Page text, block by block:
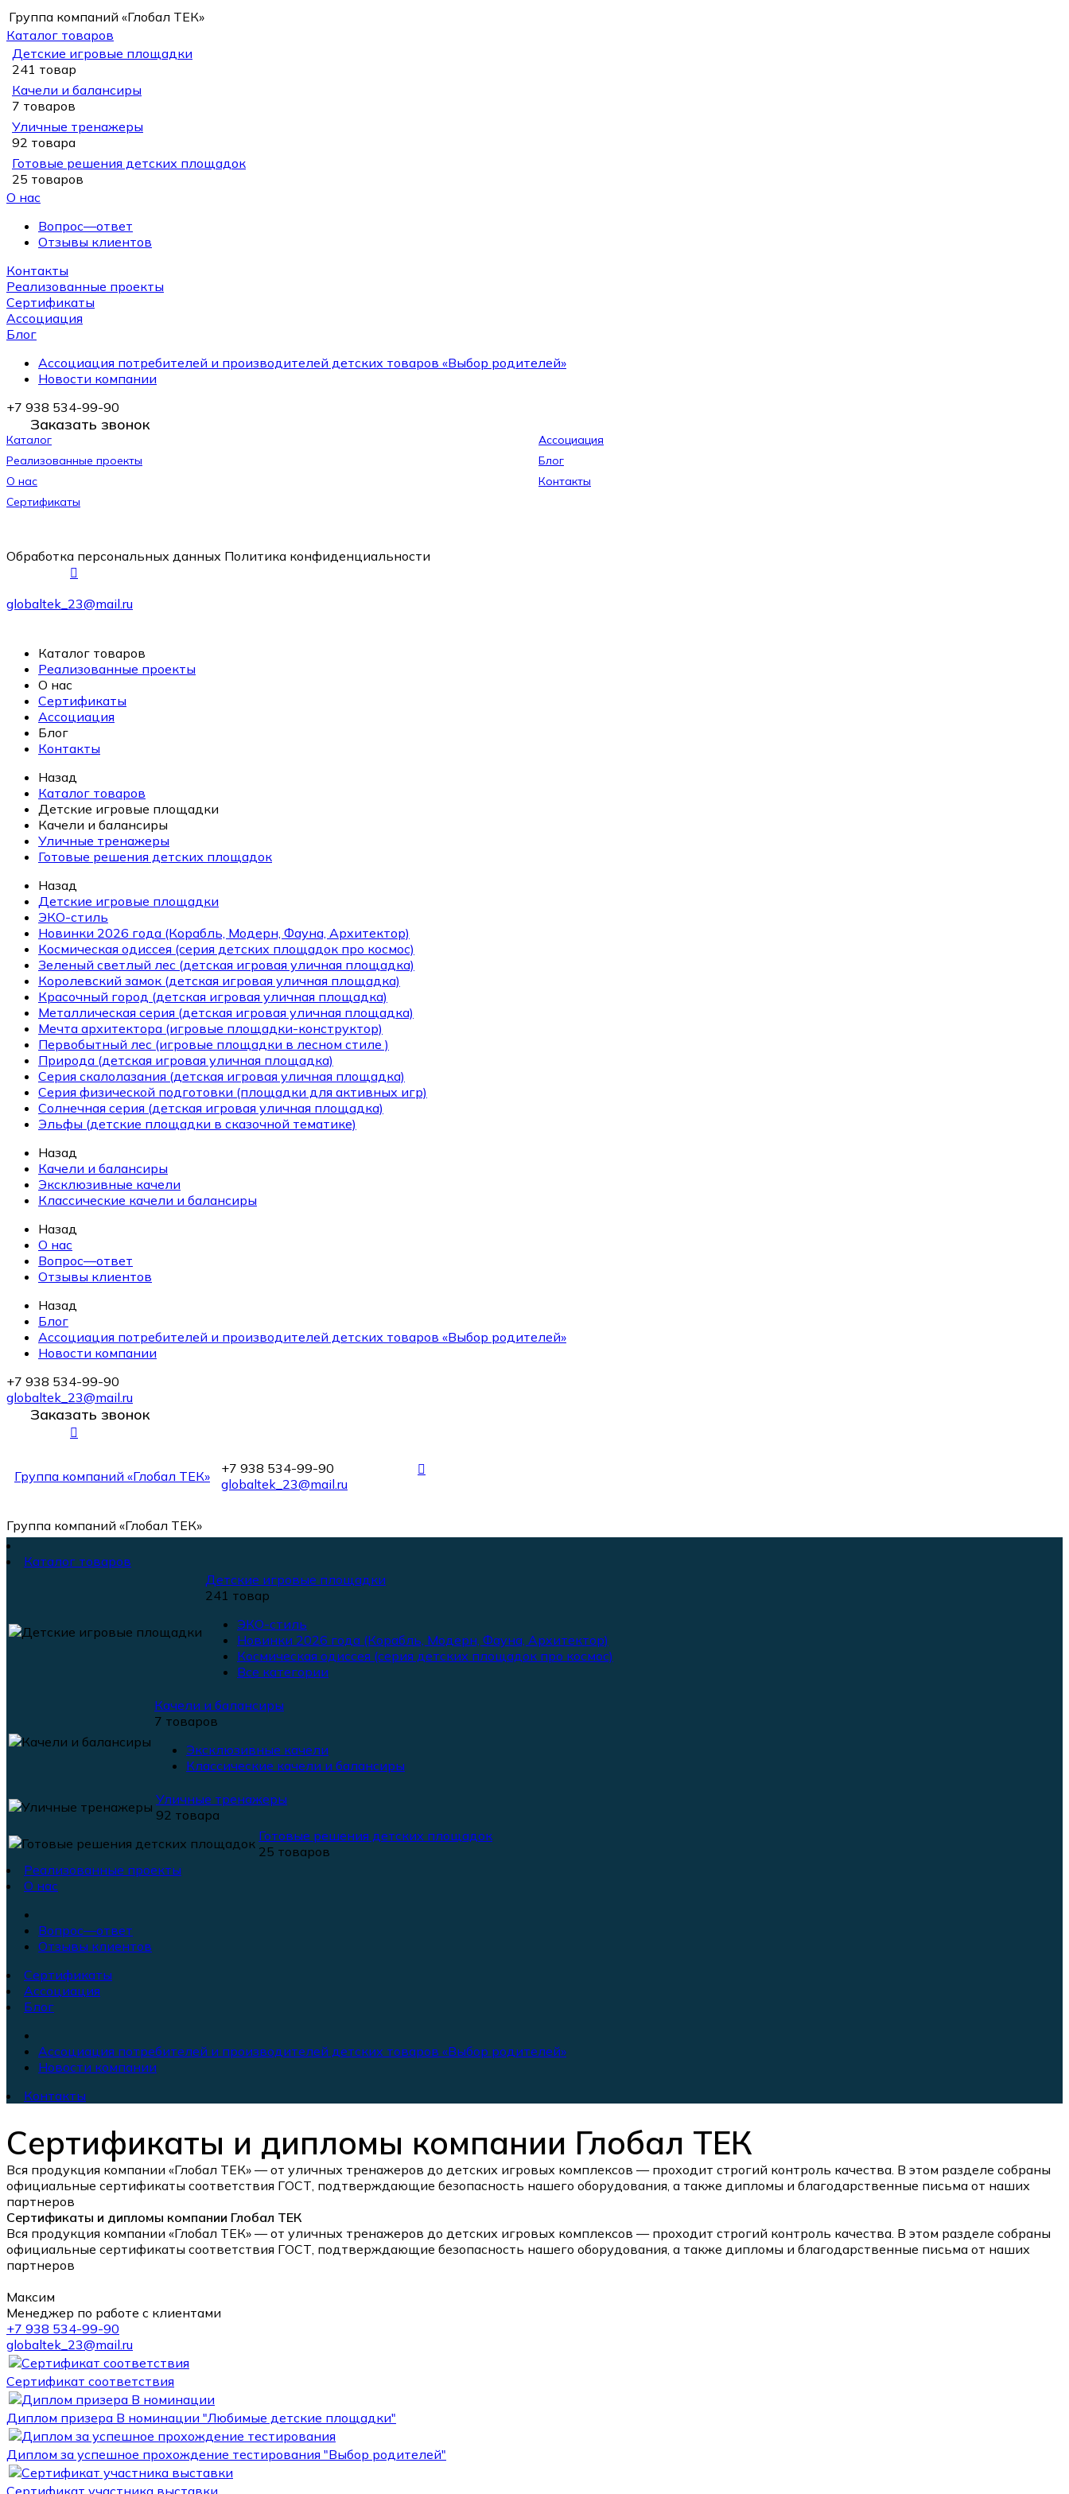
Группа компаний «Глобал ТЕК»
Каталог товаров
Детские игровые площадки
241 товар
Качели и балансиры
7 товаров
Уличные тренажеры
92 товара
Готовые решения детских площадок
25 товаров
О нас
Вопрос—ответ
Отзывы клиентов
Контакты
Реализованные проекты
Сертификаты
Ассоциация
Блог
Ассоциация потребителей и производителей детских товаров «Выбор родителей»
Новости компании
+7 938 534-99-90
Заказать звонок
Каталог
Ассоциация
Реализованные проекты
Блог
О нас
Контакты
Сертификаты
Обработка персональных данных Политика конфиденциальности
globaltek_23@mail.ru
Каталог товаров
Реализованные проекты
О нас
Сертификаты
Ассоциация
Блог
Контакты
Назад
Каталог товаров
Детские игровые площадки
Качели и балансиры
Уличные тренажеры
Готовые решения детских площадок
Назад
Детские игровые площадки
ЭКО-стиль
Новинки 2026 года (Корабль, Модерн, Фауна, Архитектор)
Космическая одиссея (серия детских площадок про космос)
Зеленый светлый лес (детская игровая уличная площадка)
Королевский замок (детская игровая уличная площадка)
Красочный город (детская игровая уличная площадка)
Металлическая серия (детская игровая уличная площадка)
Мечта архитектора (игровые площадки-конструктор)
Первобытный лес (игровые площадки в лесном стиле )
Природа (детская игровая уличная площадка)
Серия скалолазания (детская игровая уличная площадка)
Серия физической подготовки (площадки для активных игр)
Солнечная серия (детская игровая уличная площадка)
Эльфы (детские площадки в сказочной тематике)
Назад
Качели и балансиры
Эксклюзивные качели
Классические качели и балансиры
Назад
О нас
Вопрос—ответ
Отзывы клиентов
Назад
Блог
Ассоциация потребителей и производителей детских товаров «Выбор родителей»
Новости компании
+7 938 534-99-90
globaltek_23@mail.ru
Заказать звонок
Группа компаний «Глобал ТЕК»
+7 938 534-99-90
globaltek_23@mail.ru
Группа компаний «Глобал ТЕК»
Каталог товаров
Детские игровые площадки
241 товар
ЭКО-стиль
Новинки 2026 года (Корабль, Модерн, Фауна, Архитектор)
Космическая одиссея (серия детских площадок про космос)
Все категории
Качели и балансиры
7 товаров
Эксклюзивные качели
Классические качели и балансиры
Уличные тренажеры
92 товара
Готовые решения детских площадок
25 товаров
Реализованные проекты
О нас
Вопрос—ответ
Отзывы клиентов
Сертификаты
Ассоциация
Блог
Ассоциация потребителей и производителей детских товаров «Выбор родителей»
Новости компании
Контакты
Сертификаты и дипломы компании Глобал ТЕК
Вся продукция компании «Глобал ТЕК» — от уличных тренажеров до детских игровых комплексов — проходит строгий контроль качества. В этом разделе собраны
официальные сертификаты соответствия ГОСТ, подтверждающие безопасность нашего оборудования, а также дипломы и благодарственные письма от наших
партнеров
Сертификаты и дипломы компании Глобал ТЕК
Вся продукция компании «Глобал ТЕК» — от уличных тренажеров до детских игровых комплексов — проходит строгий контроль качества. В этом разделе собраны
официальные сертификаты соответствия ГОСТ, подтверждающие безопасность нашего оборудования, а также дипломы и благодарственные письма от наших
партнеров
Максим
Менеджер по работе с клиентами
+7 938 534-99-90
globaltek_23@mail.ru
Сертификат соответствия
Диплом призера В номинации "Любимые детские площадки"
Диплом за успешное прохождение тестирования "Выбор родителей"
Сертификат участника выставки